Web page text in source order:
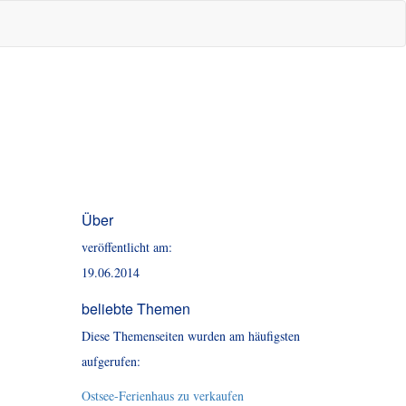
Über
veröffentlicht am:
19.06.2014
beliebte Themen
Diese Themenseiten wurden am häufigsten
aufgerufen:
Ostsee-Ferienhaus zu verkaufen